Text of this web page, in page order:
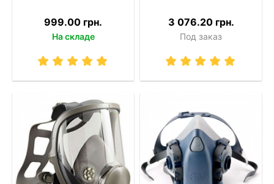
999.00 грн.
На складе
3 076.20 грн.
Под заказ